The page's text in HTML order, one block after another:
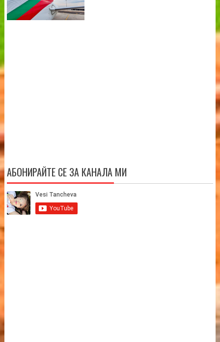
АБОНИРАЙТЕ СЕ ЗА КАНАЛА МИ